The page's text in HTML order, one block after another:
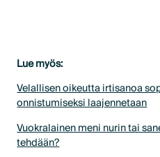
Lue myös:
Velallisen oikeutta irtisanoa
onnistumiseksi laajennetaan
Vuokralainen meni nurin tai
tehdään?